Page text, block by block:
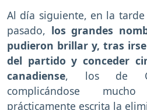
Al día siguiente, en la
pasado, los grandes
pudieron brillar y, tras
del partido y conceder
canadiense, los de
complicándose
prácticamente escrita la